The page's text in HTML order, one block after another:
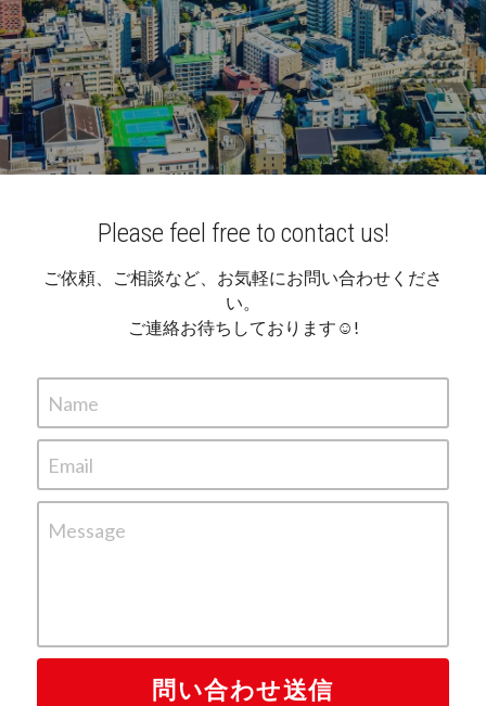
Please feel free to contact us!
ご依頼、ご相談など、お気軽にお問い合わせくださ
い。
ご連絡お待ちしております☺︎!
Name
Email
Message
問い合わせ送信